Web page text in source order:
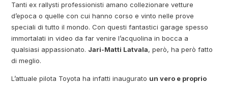
Tanti ex rallysti professionisti amano collezionare vetture
d’epoca o quelle con cui hanno corso e vinto nelle prove
speciali di tutto il mondo. Con questi fantastici garage spesso
immortalati in video da far venire l’acquolina in bocca a
qualsiasi appassionato. Jari-Matti Latvala, però, ha però fatto
di meglio.
L’attuale pilota Toyota ha infatti inaugurato un vero e proprio